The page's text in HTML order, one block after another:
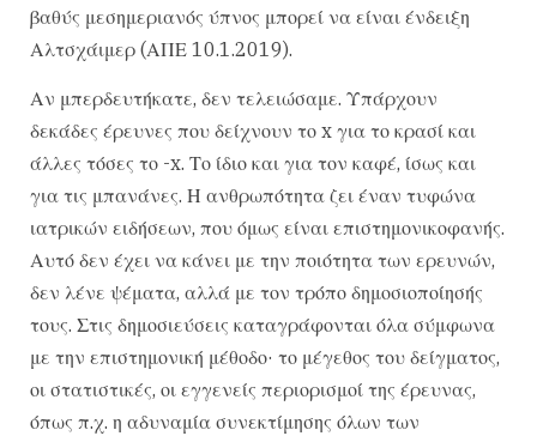
βαθύς μεσημεριανός ύπνος μπορεί να είναι ένδειξη
Αλτσχάιμερ (ΑΠΕ 10.1.2019).
Αν μπερδευτήκατε, δεν τελειώσαμε. Υπάρχουν
δεκάδες έρευνες που δείχνουν το x για το κρασί και
άλλες τόσες το -x. Το ίδιο και για τον καφέ, ίσως και
για τις μπανάνες. Η ανθρωπότητα ζει έναν τυφώνα
ιατρικών ειδήσεων, που όμως είναι επιστημονικοφανής.
Αυτό δεν έχει να κάνει με την ποιότητα των ερευνών,
δεν λένε ψέματα, αλλά με τον τρόπο δημοσιοποίησής
τους. Στις δημοσιεύσεις καταγράφονται όλα σύμφωνα
με την επιστημονική μέθοδο· το μέγεθος του δείγματος,
οι στατιστικές, οι εγγενείς περιορισμοί της έρευνας,
όπως π.χ. η αδυναμία συνεκτίμησης όλων των